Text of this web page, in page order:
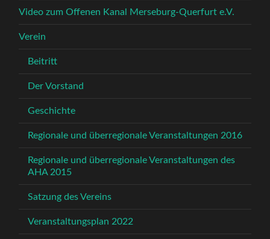
Video zum Offenen Kanal Merseburg-Querfurt e.V.
Verein
Beitritt
Der Vorstand
Geschichte
Regionale und überregionale Veranstaltungen 2016
Regionale und überregionale Veranstaltungen des
AHA 2015
Satzung des Vereins
Veranstaltungsplan 2022